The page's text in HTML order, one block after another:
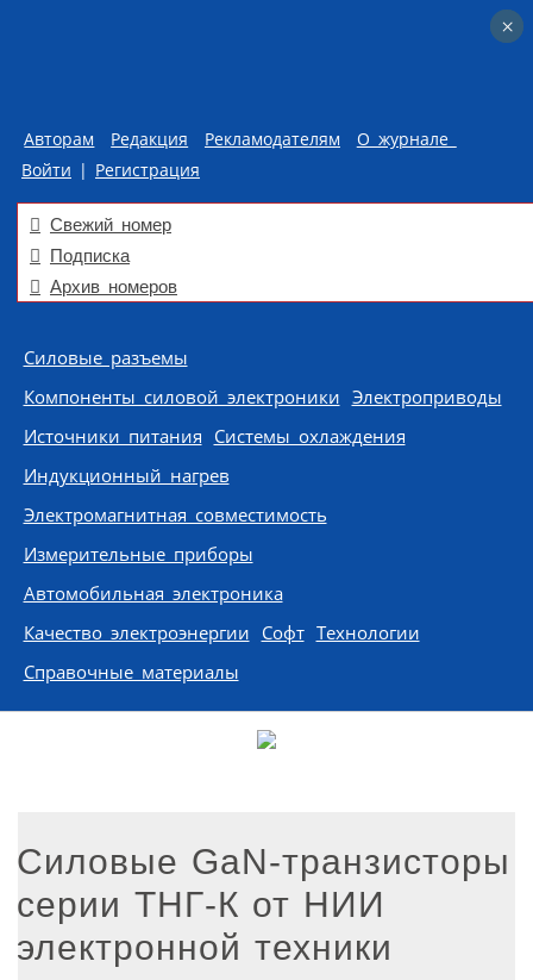
Авторам Редакция Рекламодателям
О журнале
Войти | Регистрация
Свежий номер
Подписка
Архив номеров
Skip to content
Силовые разъемы
Компоненты силовой электроники Электроприводы
Источники питания Системы охлаждения
Индукционный нагрев
Электромагнитная совместимость
Измерительные приборы
Автомобильная электроника
Качество электроэнергии Софт Технологии
Справочные материалы
Силовые GaN-транзисторы
серии ТНГ-К от НИИ
электронной техники
×
×